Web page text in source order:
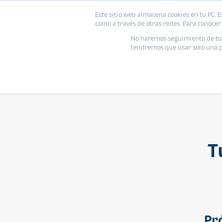
Este sitio web almacena cookies en tu
como a través de otras redes. Para
No haremos seguimiento de
tendremos que usar solo una